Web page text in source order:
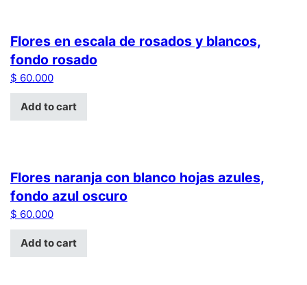
Flores en escala de rosados y blancos,
fondo rosado
$ 60.000
Add to cart
Flores naranja con blanco hojas azules,
fondo azul oscuro
$ 60.000
Add to cart